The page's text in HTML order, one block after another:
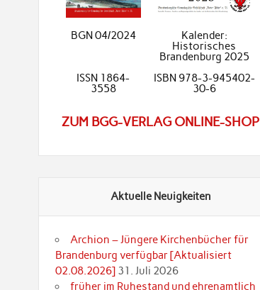
BGN 04/2024
Kalender:
Historisches
Brandenburg 2025
ISSN 1864-
3558
ISBN 978-3-945402-
30-6
ZUM BGG-VERLAG ONLINE-SHOP
Aktuelle Neuigkeiten
Archion – Jüngere Kirchenbücher für
Brandenburg verfügbar [Aktualisiert
02.08.2026] 31. Juli 2026
früher im Ruhestand und ehrenamtlich